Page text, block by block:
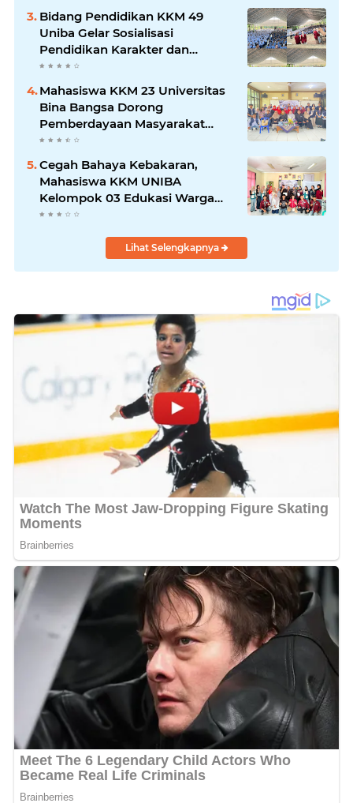
Bidang Pendidikan KKM 49
Uniba Gelar Sosialisasi
Pendidikan Karakter dan
Kenakalan Remaja di SMP
Mahasiswa KKM 23 Universitas
Bina Bangsa Dorong
Pemberdayaan Masyarakat
melalui Seminar di Desa
Cegah Bahaya Kebakaran,
Mahasiswa KKM UNIBA
Kelompok 03 Edukasi Warga
Karundang Mengenai Instalasi
Lihat Selengkapnya